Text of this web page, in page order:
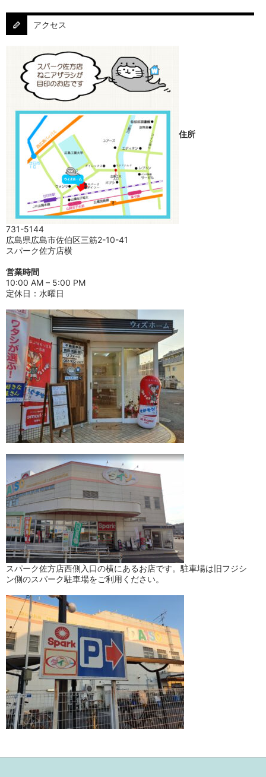
アクセス
住所
731-5144
広島県広島市佐伯区三筋2-10-41
スパーク佐方店横
営業時間
10:00 AM – 5:00 PM
定休日：水曜日
スパーク佐方店西側入口の横にあるお店です。駐車場は旧フジシ
ン側のスパーク駐車場をご利用ください。